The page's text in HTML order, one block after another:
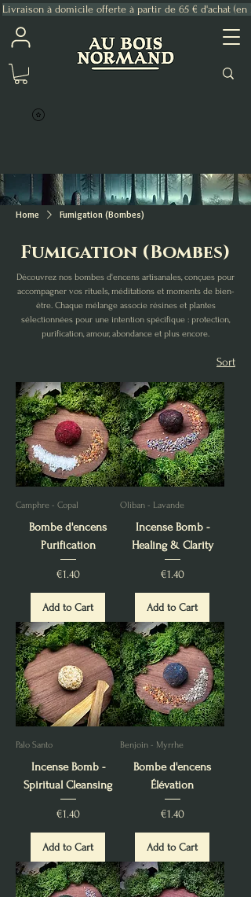
Livraison à domicile offerte à partir de 65 € d'achat (en
Home Fumigation (Bombes)
Fumigation (Bombes)
Découvrez nos bombes d'encens artisanales, conçues pour
accompagner vos rituels, méditations et moments de bien-
être. Chaque mélange associe résines et plantes
sélectionnées pour une intention spécifique : protection,
purification, amour, abondance et plus encore.
Sort
Camphre - Copal
Bombe d'encens
Purification
Price
€1.40
Add to Cart
Oliban - Lavande
Incense Bomb -
Healing & Clarity
Price
€1.40
Add to Cart
Palo Santo
Incense Bomb -
Spiritual Cleansing
Price
€1.40
Add to Cart
Benjoin - Myrrhe
Bombe d'encens
Élévation
Price
€1.40
Add to Cart